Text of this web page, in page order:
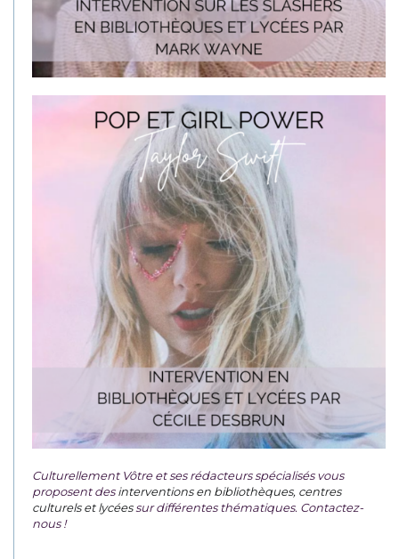
Culturellement Vôtre et ses rédacteurs spécialisés vous
proposent desinterventions en bibliothèques, centres
culturels et lycéessur différentes thématiques. Contactez-
nous !